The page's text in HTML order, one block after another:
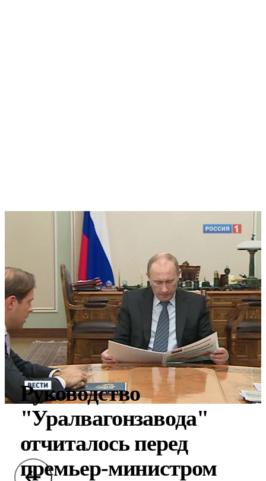
Руководство
"Уралвагонзавода"
отчиталось перед
премьер-министром